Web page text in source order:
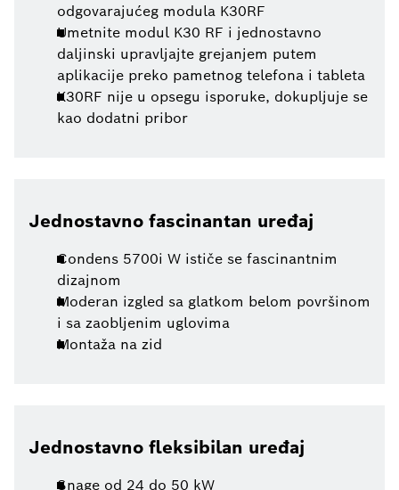
odgovarajućeg modula K30RF
Umetnite modul K30 RF i jednostavno
daljinski upravljajte grejanjem putem
aplikacije preko pametnog telefona i tableta
K30RF nije u opsegu isporuke, dokupljuje se
kao dodatni pribor
Jednostavno fascinantan uređaj
Condens 5700i W ističe se fascinantnim
dizajnom
Moderan izgled sa glatkom belom površinom
i sa zaobljenim uglovima
Montaža na zid
Jednostavno fleksibilan uređaj
Snage od 24 do 50 kW